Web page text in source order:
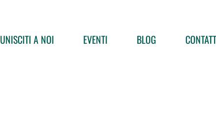
UNISCITI A NOI EVENTI BLOG